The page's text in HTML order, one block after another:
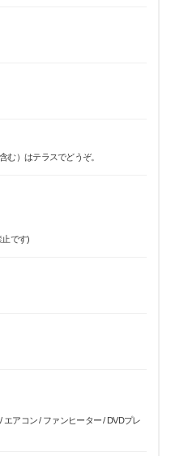
む）はテラスでどうぞ。
止です)
エアコン / ファンヒーター / DVDプレ